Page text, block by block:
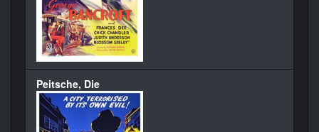
Peitsche, Die